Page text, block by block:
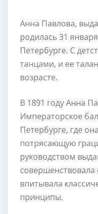
Анна Павлова,
родилась 31
Петербурге. С
танцами, и ее
возрасте.
В 1891 году Анна
Императорское
Петербурге, где
потрясающую
руководством
совершенствовала
впитывала
принципы.